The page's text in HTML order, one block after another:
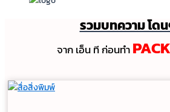
รวมบทความ โด
จาก เอ็น ที ก่อนทํา